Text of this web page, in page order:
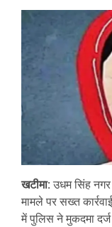
खटीमा: उधम सिंह नगर
मामले पर सख्त
में पुलिस ने मुकदमा